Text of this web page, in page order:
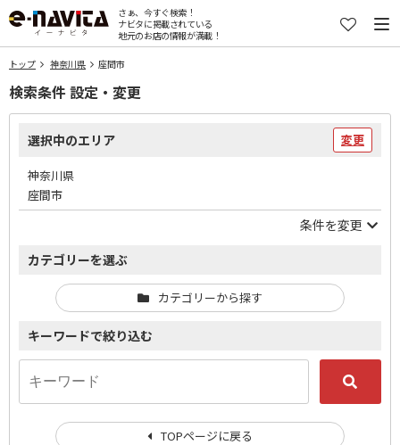
さぁ、今すぐ検索！
ナビタに掲載されている
地元のお店の情報が満載！
トップ 神奈川県 座間市
検索条件 設定・変更
選択中のエリア 変更
神奈川県
座間市
条件を変更
カテゴリーを選ぶ
カテゴリーから探す
キーワードで絞り込む
TOPページに戻る